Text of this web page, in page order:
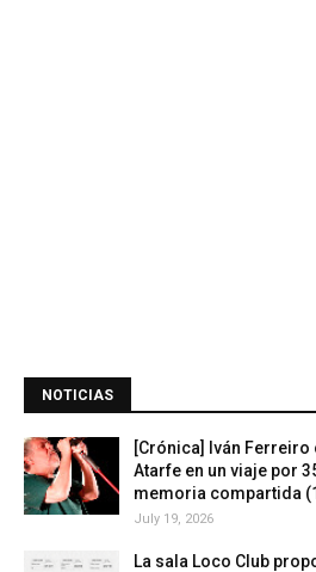
NOTICIAS
[Crónica] Iván
Atarfe en un viaje por
memoria compartida
July 19, 2026
La sala Loco Club